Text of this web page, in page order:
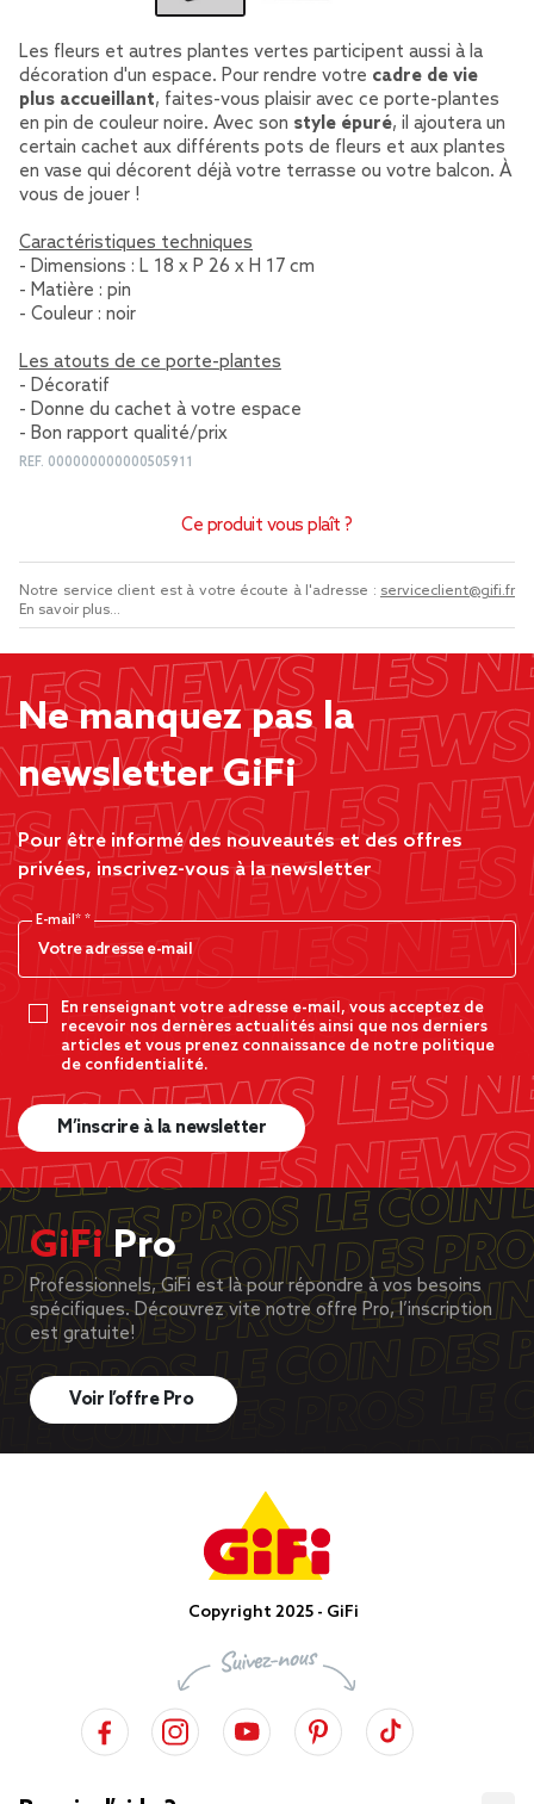
Les fleurs et autres plantes vertes participent aussi à la
décoration d'un espace. Pour rendre votre cadre de vie
plus accueillant, faites-vous plaisir avec ce porte-plantes
en pin de couleur noire. Avec son style épuré, il ajoutera un
certain cachet aux différents pots de fleurs et aux plantes
en vase qui décorent déjà votre terrasse ou votre balcon. À
vous de jouer !
Caractéristiques techniques
- Dimensions : L 18 x P 26 x H 17 cm
- Matière : pin
- Couleur : noir
Les atouts de ce porte-plantes
- Décoratif
- Donne du cachet à votre espace
- Bon rapport qualité/prix
REF. 000000000000505911
Ce produit vous plaît ?
Notre service client est à votre écoute à l'adresse : serviceclient@gifi.fr
En savoir plus...
Ne manquez pas la
newsletter GiFi
Pour être informé des nouveautés et des offres
privées, inscrivez-vous à la newsletter
E-mail*
En renseignant votre adresse e-mail, vous acceptez de
recevoir nos dernères actualités ainsi que nos derniers
articles et vous prenez connaissance de notre politique
de confidentialité.
M’inscrire à la newsletter
GiFiPro
Professionnels, GiFi est là pour répondre à vos besoins
spécifiques. Découvrez vite notre offre Pro, l’inscription
est gratuite!
Voir l’offre Pro
Copyright 2025 - GiFi